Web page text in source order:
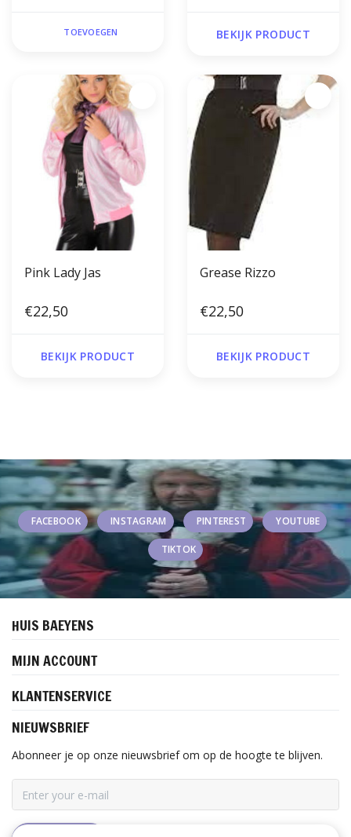
TOEVOEGEN BEKIJK PRODUCT
Pink Lady Jas
€22,50
BEKIJK PRODUCT
Grease Rizzo
€22,50
BEKIJK PRODUCT
FACEBOOK INSTAGRAM PINTEREST YOUTUBE
TIKTOK
HUIS BAEYENS
MIJN ACCOUNT
KLANTENSERVICE
NIEUWSBRIEF
Abonneer je op onze nieuwsbrief om op de hoogte te blijven.